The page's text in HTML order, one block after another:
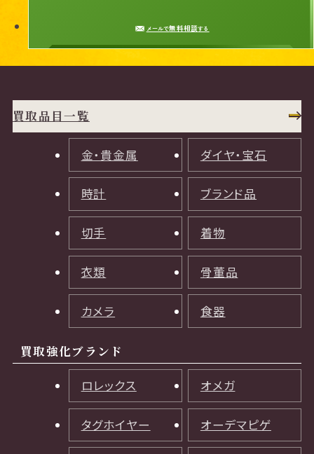
メールで無料相談する
買取品目一覧
金・貴金属 ダイヤ・宝石
時計 ブランド品
切手 着物
衣類 骨董品
カメラ 食器
買取強化ブランド
ロレックス オメガ
タグホイヤー オーデマピゲ